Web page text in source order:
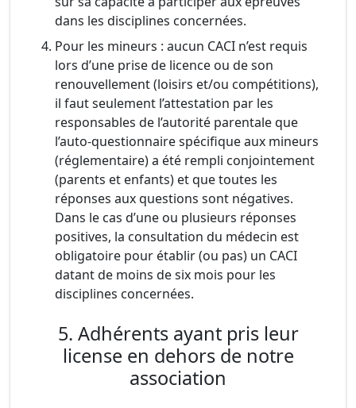
dans les disciplines concernées.
Pour les mineurs : aucun CACI n’est requis
lors d’une prise de licence ou de son
renouvellement (loisirs et/ou compétitions),
il faut seulement l’attestation par les
responsables de l’autorité parentale que
l’auto-questionnaire spécifique aux mineurs
(réglementaire) a été rempli conjointement
(parents et enfants) et que toutes les
réponses aux questions sont négatives.
Dans le cas d’une ou plusieurs réponses
positives, la consultation du médecin est
obligatoire pour établir (ou pas) un CACI
datant de moins de six mois pour les
disciplines concernées.
5. Adhérents ayant pris leur
license en dehors de notre
association